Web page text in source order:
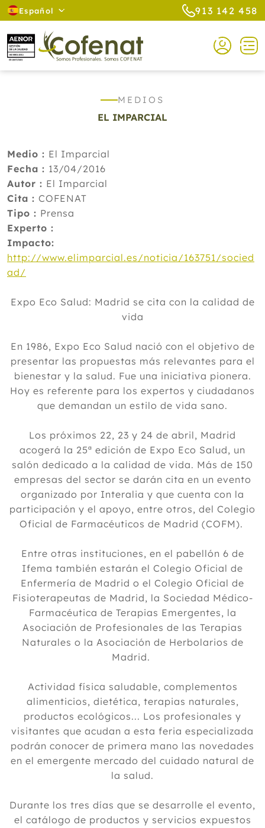
Español 913 142 458
MEDIOS
EL IMPARCIAL
Medio : El Imparcial
Fecha : 13/04/2016
Autor : El Imparcial
Cita : COFENAT
Tipo : Prensa
Experto :
Impacto:
http://www.elimparcial.es/noticia/163751/socied
ad/
Expo Eco Salud: Madrid se cita con la calidad de
vida
En 1986, Expo Eco Salud nació con el objetivo de
presentar las propuestas más relevantes para el
bienestar y la salud. Fue una iniciativa pionera.
Hoy es referente para los expertos y ciudadanos
que demandan un estilo de vida sano.
Los próximos 22, 23 y 24 de abril, Madrid
acogerá la 25ª edición de Expo Eco Salud, un
salón dedicado a la calidad de vida. Más de 150
empresas del sector se darán cita en un evento
organizado por Interalia y que cuenta con la
participación y el apoyo, entre otros, del Colegio
Oficial de Farmacéuticos de Madrid (COFM).
Entre otras instituciones, en el pabellón 6 de
Ifema también estarán el Colegio Oficial de
Enfermería de Madrid o el Colegio Oficial de
Fisioterapeutas de Madrid, la Sociedad Médico-
Farmacéutica de Terapias Emergentes, la
Asociación de Profesionales de las Terapias
Naturales o la Asociación de Herbolarios de
Madrid.
Actividad física saludable, complementos
alimenticios, dietética, terapias naturales,
productos ecológicos... Los profesionales y
visitantes que acudan a esta feria especializada
podrán conocer de primera mano las novedades
en el emergente mercado del cuidado natural de
la salud.
Durante los tres días que se desarrolle el evento,
el catálogo de productos y servicios expuestos